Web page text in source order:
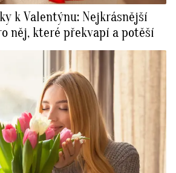
k Valentýnu: Nejkrásnější
něj, které překvapí a potěší